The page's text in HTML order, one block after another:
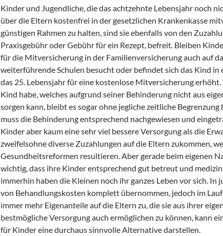
Kinder und Jugendliche, die das achtzehnte Lebensjahr noch
über die Eltern kostenfrei in der gesetzlichen Krankenkasse
günstigen Rahmen zu halten, sind sie ebenfalls von den
Praxisgebühr oder Gebühr für ein Rezept, befreit. Bleiben
für die Mitversicherung in der Familienversicherung auch auf
weiterführende Schulen besucht oder befindet sich das Kind in
das 25. Lebensjahr für eine kostenlose Mitversicherung
Kind habe, welches aufgrund seiner Behinderung nicht aus
sorgen kann, bleibt es sogar ohne jegliche zeitliche
muss die Behinderung entsprechend nachgewiesen und
Kinder aber kaum eine sehr viel bessere Versorgung als die
zweifelsohne diverse Zuzahlungen auf die Eltern zukommen,
Gesundheitsreformen resultieren. Aber gerade beim eigenen
wichtig, dass ihre Kinder entsprechend gut betreut und
immerhin haben die Kleinen noch ihr ganzes Leben vor sich. In
von Behandlungskosten komplett übernommen, jedoch im
immer mehr Eigenanteile auf die Eltern zu, die sie aus ihrer
bestmögliche Versorgung auch ermöglichen zu können, kann
für Kinder eine durchaus sinnvolle Alternative darstellen.